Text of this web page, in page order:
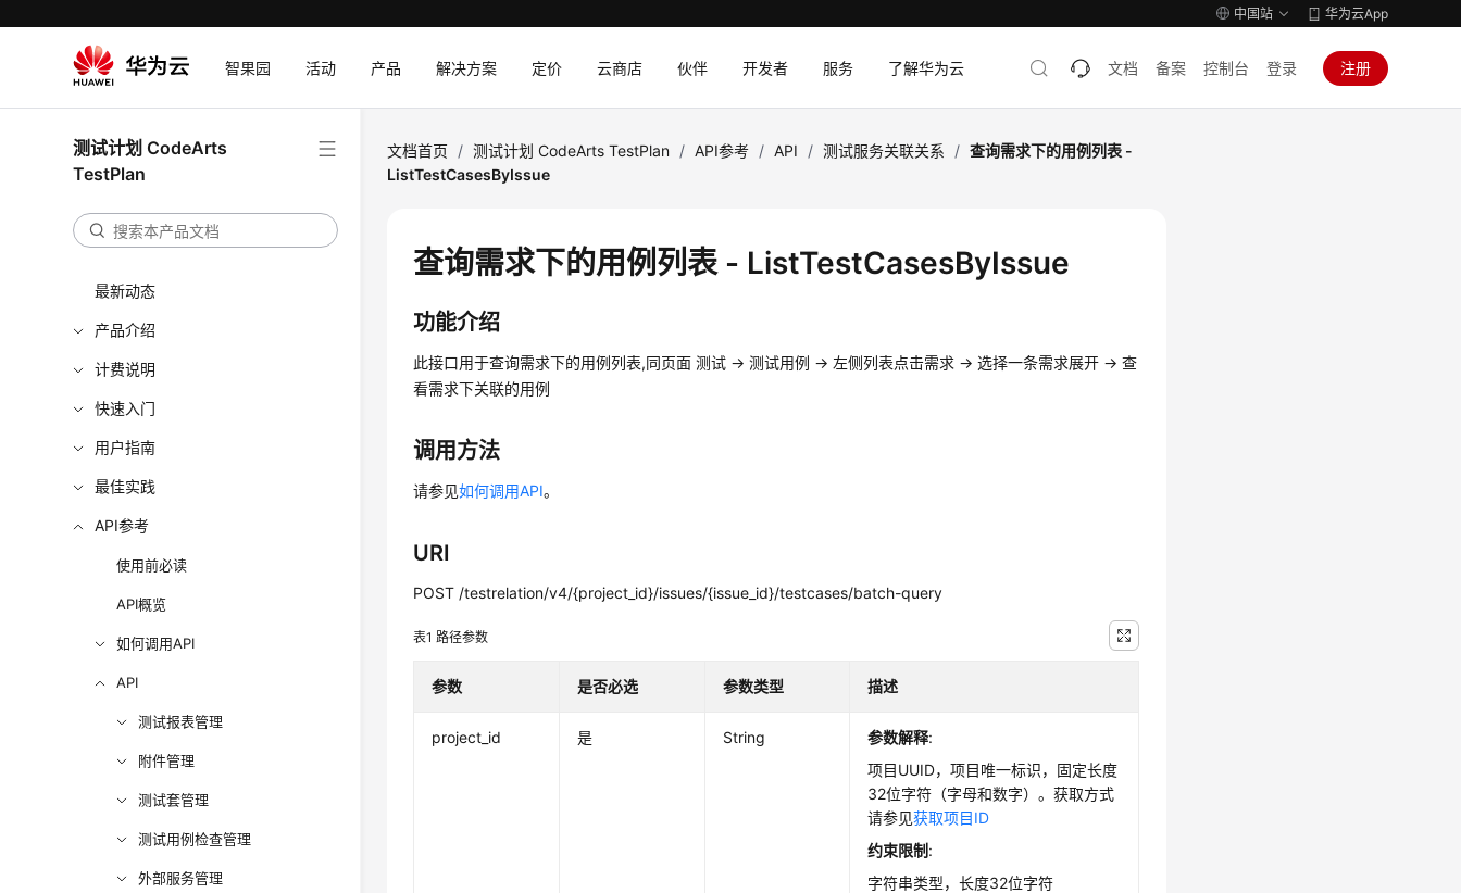
中国站 华为云App
智果园 活动 产品 解决方案 定价 云商店 伙伴 开发者 服务 了解华为云 文档 备案 控制台 登录 注册
测试计划 CodeArts
TestPlan
最新动态
产品介绍
计费说明
快速入门
用户指南
最佳实践
API参考
使用前必读
API概览
如何调用API
API
测试报表管理
附件管理
测试套管理
测试用例检查管理
外部服务管理
文档首页 / 测试计划 CodeArts TestPlan / API参考 / API / 测试服务关联关系 / 查询需求下的用例列表 -
ListTestCasesByIssue
查询需求下的用例列表 - ListTestCasesByIssue
功能介绍
此接口用于查询需求下的用例列表,同页面 测试 -> 测试用例 -> 左侧列表点击需求 -> 选择一条需求展开 -> 查
看需求下关联的用例
调用方法
请参见如何调用API。
URI
POST /testrelation/v4/{project_id}/issues/{issue_id}/testcases/batch-query
表1路径参数
参数 是否必选 参数类型 描述
project_id 是 String 参数解释:
项目UUID，项目唯一标识，固定长度
32位字符（字母和数字）。获取方式
请参见获取项目ID
约束限制 :
字符串类型，长度32位字符